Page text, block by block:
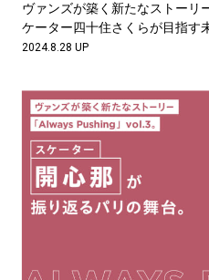
ヴァンズが築く新たなストーリ
ケーター四十住さくらが目指す
2024.8.28 UP